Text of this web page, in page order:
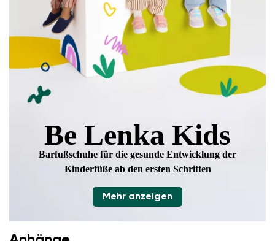
Be Lenka Kids
Barfußschuhe für die gesunde Entwicklung der
Kinderfüße ab den ersten Schritten
Mehr anzeigen